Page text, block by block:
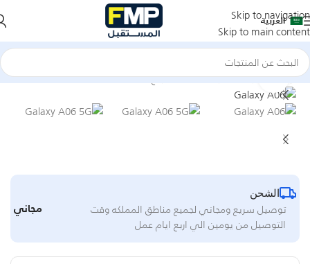
Skip to navigation
Skip to main content
العربية
الرئيسيةجوالاتجوالات سامسونجسلسلة جالكسى ايه Click to enlarge
الشحن
توصيل سريع ومجاني لجميع مناطق المملكه وقت
التوصيل من يومين الي اربع ايام عمل
مجاني